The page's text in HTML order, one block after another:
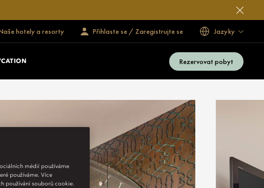
hotely a resorty Přihlaste se / Zaregistrujte se Jazyky
Rezervovat pobyt
médií používáme
používáme. Více
používání souborů cookie.